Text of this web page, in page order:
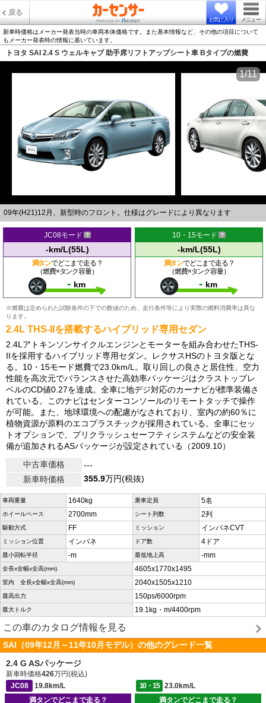
戻る
お気に入り メニュー
新車時価格はメーカー発表当時の車両本体価格です。また基本情報など、その他の項目について
もメーカー発表時の情報に基いています。
トヨタ SAI 2.4 S ウェルキャブ 助手席リフトアップシート車 Bタイプの燃費
09年(H21)12月、新型時のフロント。仕様はグレードにより異なります
1/11
JC08モード
-km/L(55L)
満タンでどこまで走る？
（燃費×タンク容量）
- km
10・15モード
-km/L(55L)
満タンでどこまで走る？
（燃費×タンク容量）
- km
※燃費は定められた試験条件の下での数値のため、走行条件等により実際の燃料消費率は異な
ります。
2.4L THS-IIを搭載するハイブリッド専用セダン
2.4Lアトキンソンサイクルエンジンとモーターを組み合わせたTHS-
IIを採用するハイブリッド専用セダン。レクサスHSのトヨタ版とな
る。10・15モード燃費で23.0km/L。取り回しの良さと居住性、空力
性能を高次元でバランスさせた高効率パッケージはクラストップレ
ベルのCD値0.27を達成。全車に地デジ対応のカーナビが標準装備さ
れている。このナビはセンターコンソールのリモートタッチで操作
が可能。また、地球環境への配慮がなされており、室内の約60％に
植物資源が原料のエコプラスチックが採用されている。全車にセッ
トオプションで、プリクラッシュセーフティシステムなどの安全装
備が追加されるASパッケージが設定されている（2009.10）
中古車価格
---
新車時価格
355.9万円(税抜)
車両重量 1640kg 乗車定員 5名
ホイールベース 2700mm シート列数 2列
駆動方式 FF ミッション インパネCVT
ミッション位置 インパネ ドア数 4ドア
最小回転半径 -m 最低地上高 -mm
全長x全幅x全高(mm) 4605x1770x1495
室内 全長x全幅x全高(mm) 2040x1505x1210
最高出力 150ps/6000rpm
最大トルク 19.1kg・m/4400rpm
この車のカタログ情報を見る
SAI（09年12月～11年10月モデル）の他のグレード一覧
2.4 G ASパッケージ
新車時価格426万円(税込)
JC08
19.8km/L 10・15
23.0km/L
満タンでどこまで走る？
満タンでどこまで走る？